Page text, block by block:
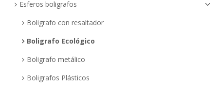
Esferos boligrafos
Boligrafo con resaltador
Boligrafo Ecológico
Boligrafo metálico
Boligrafos Plásticos